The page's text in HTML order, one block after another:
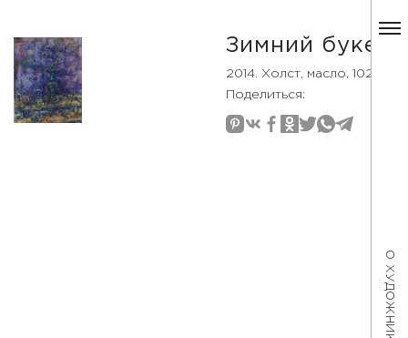
О ХУДОЖНИКЕ
Зимний букет
2014. Холст, масло, 102×81
Поделиться: